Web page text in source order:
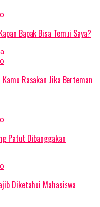
Bapak Bisa Temui Saya?
Rasakan Jika Berteman
Patut Dibanggakan
Diketahui Mahasiswa